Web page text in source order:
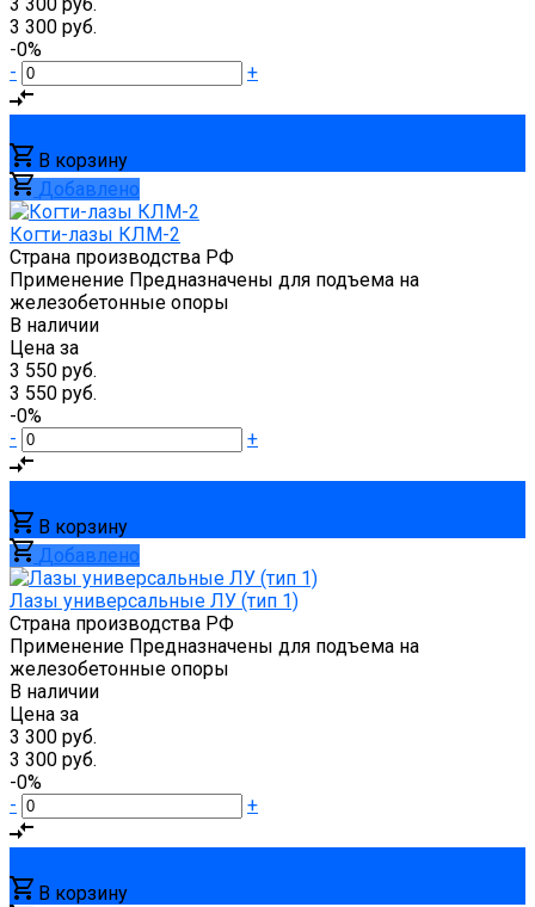
3 300 руб.
-0%
-
+
В корзину
Добавлено
Когти-лазы КЛМ-2
Страна производства РФ
Применение Предназначены для подъема на
железобетонные опоры
В наличии
Цена за
3 550 руб.
3 550 руб.
-0%
-
+
В корзину
Добавлено
Лазы универсальные ЛУ (тип 1)
Страна производства РФ
Применение Предназначены для подъема на
железобетонные опоры
В наличии
Цена за
3 300 руб.
3 300 руб.
-0%
-
+
В корзину